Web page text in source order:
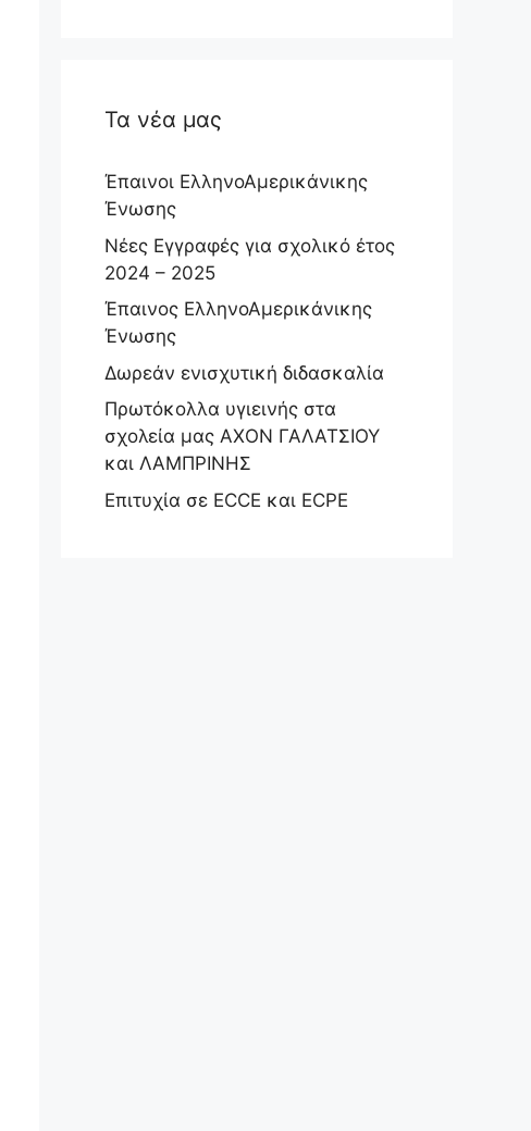
Τα νέα μας
Έπαινοι ΕλληνοΑμερικάνικης
Ένωσης
Νέες Εγγραφές για σχολικό έτος
2024 – 2025
Έπαινος ΕλληνοΑμερικάνικης
Ένωσης
Δωρεάν ενισχυτική διδασκαλία
Πρωτόκολλα υγιεινής στα
σχολεία μας ΑΧΟΝ ΓΑΛΑΤΣΙΟΥ
και ΛΑΜΠΡΙΝΗΣ
Επιτυχία σε ECCE και ECPE